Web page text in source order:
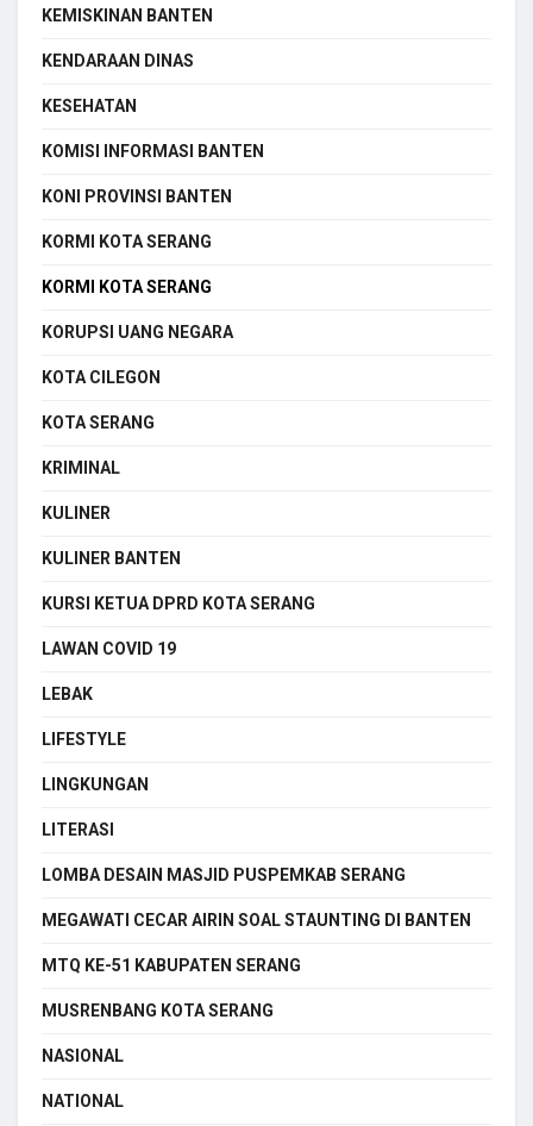
KEMISKINAN BANTEN
KENDARAAN DINAS
KESEHATAN
KOMISI INFORMASI BANTEN
KONI PROVINSI BANTEN
KORMI KOTA SERANG
KORMI KOTA SERANG
KORUPSI UANG NEGARA
KOTA CILEGON
KOTA SERANG
KRIMINAL
KULINER
KULINER BANTEN
KURSI KETUA DPRD KOTA SERANG
LAWAN COVID 19
LEBAK
LIFESTYLE
LINGKUNGAN
LITERASI
LOMBA DESAIN MASJID PUSPEMKAB SERANG
MEGAWATI CECAR AIRIN SOAL STAUNTING DI BANTEN
MTQ KE-51 KABUPATEN SERANG
MUSRENBANG KOTA SERANG
NASIONAL
NATIONAL